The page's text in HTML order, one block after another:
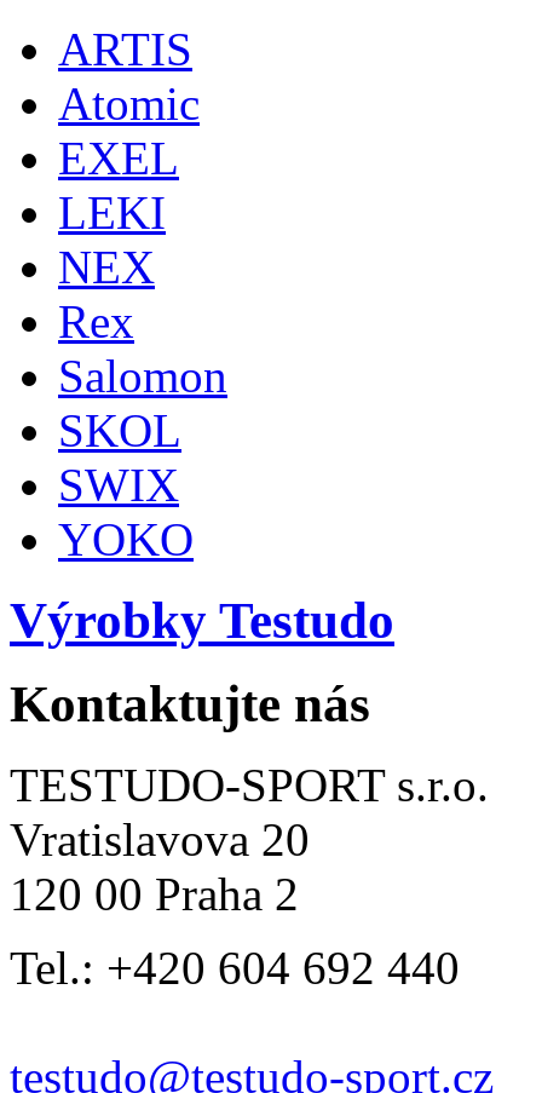
ARTIS
Atomic
EXEL
LEKI
NEX
Rex
Salomon
SKOL
SWIX
YOKO
Výrobky Testudo
Kontaktujte nás
TESTUDO-SPORT s.r.o.
Vratislavova 20
120 00 Praha 2
Tel.: +420 604 692 440
testudo@testudo-sport.cz